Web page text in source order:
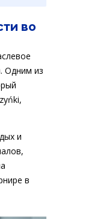
во
Одним из
и
в